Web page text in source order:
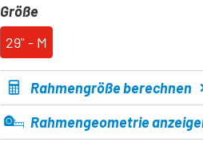
Größeauswählen
29" - M
Rahmengröße berechnen
Rahmengeometrie